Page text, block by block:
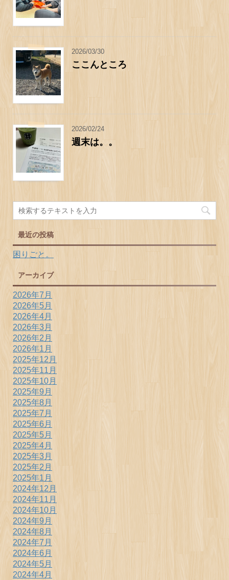
2026/03/30
ここんところ
2026/02/24
週末は。。
最近の投稿
困りごと。
アーカイブ
2026年7月
2026年5月
2026年4月
2026年3月
2026年2月
2026年1月
2025年12月
2025年11月
2025年10月
2025年9月
2025年8月
2025年7月
2025年6月
2025年5月
2025年4月
2025年3月
2025年2月
2025年1月
2024年12月
2024年11月
2024年10月
2024年9月
2024年8月
2024年7月
2024年6月
2024年5月
2024年4月